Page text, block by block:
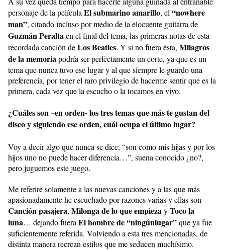
personaje de la películaEl submarino amarillo, el“nowhere
man”, citando incluso por medio de la elocuente guitarra de
Guzmán Peraltaen el final del tema, las primeras notas de esta
recordada canción deLos Beatles. Y si no fuera ésta, Milagros
de la memoriapodría ser perfectamente un corte, ya que es un
tema que nunca tuvo ese lugar y al que siempre le guardo una
preferencia, por tener el raro privilegio de hacerme sentir que es la
primera, cada vez que la escucho o la tocamos en vivo.
¿Cuáles son –en orden- los tres temas que más te gustan del
disco y siguiendo ese orden, cuál ocupa el último lugar?
Voy a decir algo que nunca se dice, “son como mis hijas y por los
hijos uno no puede hacer diferencia…”, suena conocido ¿no?,
pero juguemos este juego.
Me referiré solamente a las nuevas canciones y a las que más
apasionadamente he escuchado por razones varias y ellas son
Canción pasajera, Milonga de lo que empiezayToco la
luna… dejando fueraEl hombre de “ningúnlugar”que ya fue
suficientemente referida. Volviendo a esta tres mencionadas, de
distinta manera recrean estilos que me seducen muchísimo.